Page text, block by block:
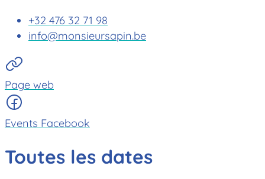
+32 476 32 71 98
info@monsieursapin.be
Page web
Events Facebook
Toutes les dates